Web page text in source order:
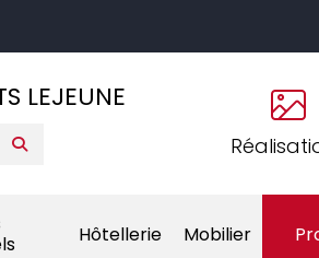
LEJEUNE
Hôtellerie Mobilier